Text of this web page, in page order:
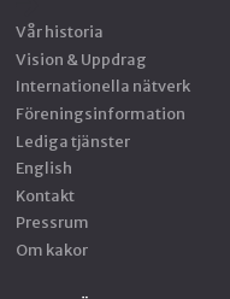
Vår historia
Vision & Uppdrag
Internationella nätverk
Föreningsinformation
Lediga tjänster
English
Kontakt
Pressrum
Om kakor